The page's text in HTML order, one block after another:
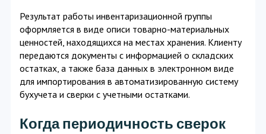
Результат работы инвентаризационной группы
оформляется в виде описи товарно-материальных
ценностей, находящихся на местах хранения. Клиенту
передаются документы с информацией о складских
остатках, а также база данных в электронном виде
для импортирования в автоматизированную систему
бухучета и сверки с учетными остатками.
Когда периодичность сверок